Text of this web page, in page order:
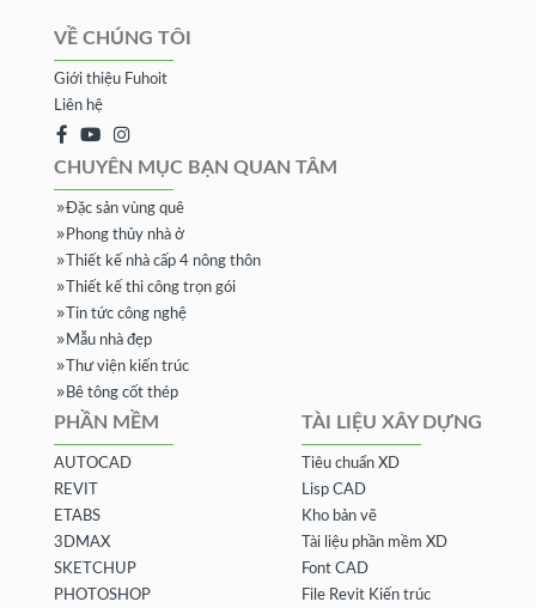
VỀ CHÚNG TÔI
Giới thiệu Fuhoit
Liên hệ
CHUYÊN MỤC BẠN QUAN TÂM
Đặc sản vùng quê
Phong thủy nhà ở
Thiết kế nhà cấp 4 nông thôn
Thiết kế thi công trọn gói
Tin tức công nghệ
Mẫu nhà đẹp
Thư viện kiến trúc
Bê tông cốt thép
PHẦN MỀM
AUTOCAD
REVIT
ETABS
3DMAX
SKETCHUP
PHOTOSHOP
TÀI LIỆU XÂY DỰNG
Tiêu chuẩn XD
Lisp CAD
Kho bản vẽ
Tài liệu phần mềm XD
Font CAD
File Revit Kiến trúc